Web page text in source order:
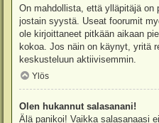
On mahdollista, että ylläpitäjä
jostain syystä. Useat foorumit
ole kirjoittaneet pitkään aikaan
kokoa. Jos näin on käynyt, yritä
keskusteluun aktiivisemmin.
Ylös
Olen hukannut salasanani!
Älä panikoi! Vaikka salasanaasi